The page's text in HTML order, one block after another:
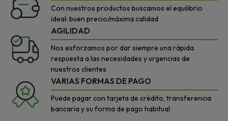
Con nuestros productos buscamos el equilibrio
ideal: buen precio/máxima calidad
AGILIDAD
Nos esforzamos por dar siempre una rápida
respuesta a las necesidades y urgencias de
nuestros clientes
VARIAS FORMAS DE PAGO
Puede pagar con tarjeta de crédito, transferencia
bancaria y su forma de pago habitual